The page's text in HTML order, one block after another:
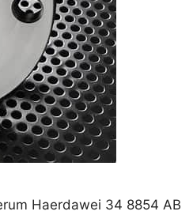
Haerdawei 34 8854 AB